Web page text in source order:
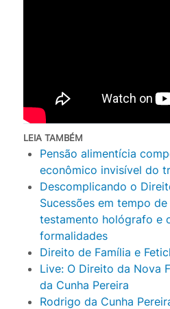
LEIA TAMBÉM
Pensão alimentícia
econômico invisível do
Descomplicando o
Sucessões em tempo
testamento hológrafo e
formalidades
Direito de Família e
Live: O Direito da Nova
da Cunha Pereira
Rodrigo da Cunha